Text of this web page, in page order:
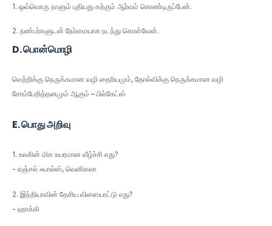
1. ஒவ்வொரு நாளும் புதியது கற்கும் ஆர்வம் கொண்டிருப்பேன்.
2. நண்பர்களுடன் நேர்மையாக நடந்து கொள்வேன்.
D. பொன்மொழி
வெற்றிக்கு நெருக்கமான வழி தைரியமும், தோல்விக்கு நெருக்கமான வழி
சோம்பேறித்தனமும் ஆகும் – பில்கேட்ஸ்
E. பொது அறிவு
1. உலகின் மிக உயரமான வீழ்ச்சி எது?
- ஏஞ்சல் ஃபால்ஸ், வெனிசுலா
2. இந்தியாவின் தேசிய விளையாட்டு எது?
- ஹாக்கி